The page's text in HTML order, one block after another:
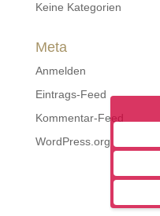
Keine Kategorien
Meta
Anmelden
Eintrags-Feed
Kommentar-Feed
WordPress.org